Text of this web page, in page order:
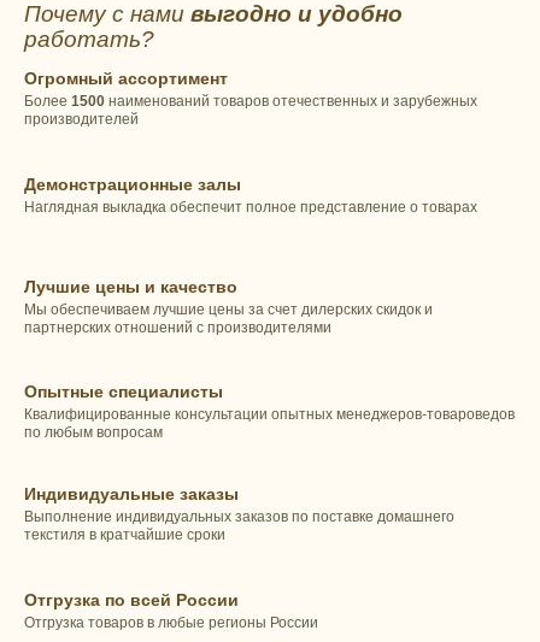
Почему с нами выгодно и удобно
работать?
Огромный ассортимент
Более 1500 наименований товаров отечественных и зарубежных
производителей
Демонстрационные залы
Наглядная выкладка обеспечит полное представление о товарах
Лучшие цены и качество
Мы обеспечиваем лучшие цены за счет дилерских скидок и
партнерских отношений с производителями
Опытные специалисты
Квалифицированные консультации опытных менеджеров-товароведов
по любым вопросам
Индивидуальные заказы
Выполнение индивидуальных заказов по поставке домашнего
текстиля в кратчайшие сроки
Отгрузка по всей России
Отгрузка товаров в любые регионы России